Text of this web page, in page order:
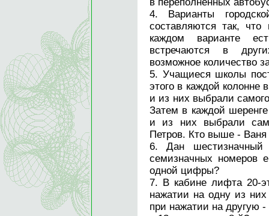
4. Варианты
составляются так,
каждом варианте
встречаются в
возможное количество
5. Учащиеся школы
этого в каждой колонне
и из них выбрали
Затем в каждой
и из них выбрали
Петров. Кто выше -
6. Дан шестизначный
семизначных номеров
одной цифры?
7. В кабине лифта 20-
нажатии на одну из
при нажатии на другую -